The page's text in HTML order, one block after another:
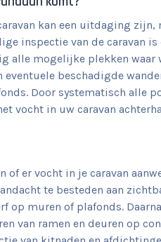
kan een uitdaging
inspectie van de caravan
alle mogelijke plekken waar
beschadigde
Door systematisch alle
vocht in uw caravan
er vocht in je caravan
te besteden aan
muren of plafonds.
van ramen en deuren op